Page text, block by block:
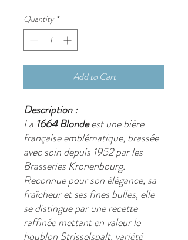
Quantity *
Add to Cart
Description :
La 1664 Blondeest une bière
française emblématique, brassée
avec soin depuis 1952 par les
Brasseries Kronenbourg.
Reconnue pour son élégance, sa
fraîcheur et ses fines bulles, elle
se distingue par une recette
raffinée mettant en valeur le
houblon Strisselspalt, variété